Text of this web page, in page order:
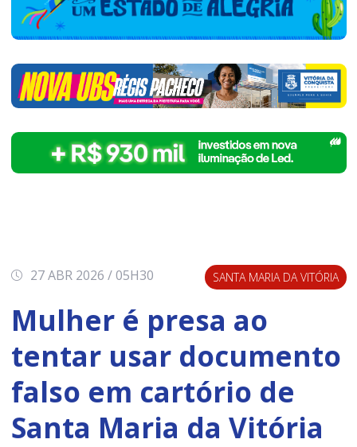
27 ABR 2026 / 05H30 SANTA MARIA DA VITÓRIA
Mulher é presa ao
tentar usar documento
falso em cartório de
Santa Maria da Vitória